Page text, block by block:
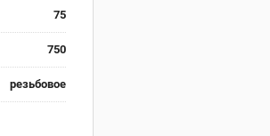
75
750
резьбовое